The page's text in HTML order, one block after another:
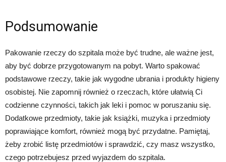
Podsumowanie
Pakowanie rzeczy do szpitala może być trudne, ale ważne jest,
aby być dobrze przygotowanym na pobyt. Warto spakować
podstawowe rzeczy, takie jak wygodne ubrania i produkty higieny
osobistej. Nie zapomnij również o rzeczach, które ułatwią Ci
codzienne czynności, takich jak leki i pomoc w poruszaniu się.
Dodatkowe przedmioty, takie jak książki, muzyka i przedmioty
poprawiające komfort, również mogą być przydatne. Pamiętaj,
żeby zrobić listę przedmiotów i sprawdzić, czy masz wszystko,
czego potrzebujesz przed wyjazdem do szpitala.